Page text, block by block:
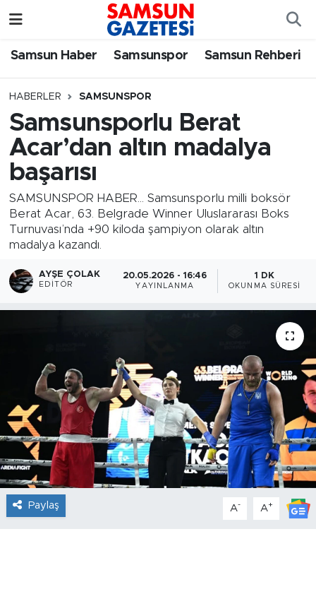
Samsun Haber Samsunspor Samsun Rehberi
HABERLER SAMSUNSPOR
Samsunsporlu Berat
Acar’dan altın madalya
başarısı
SAMSUNSPOR HABER... Samsunsporlu milli boksör
Berat Acar, 63. Belgrade Winner Uluslararası Boks
Turnuvası’nda +90 kiloda şampiyon olarak altın
madalya kazandı.
AYŞE ÇOLAK
EDITÖR
20.05.2026 - 16:46
YAYINLANMA
1 DK
OKUNMA SÜRESI
Paylaş A- A+
Samsun Haber
Samsun Rehberi
Samsun Nöbetçi Eczaneler
SAMSUN Namaz Vakitleri
Süper Lig Puan Durumu ve Fikstür
Tüm Manşetler
Son Dakika Haberleri